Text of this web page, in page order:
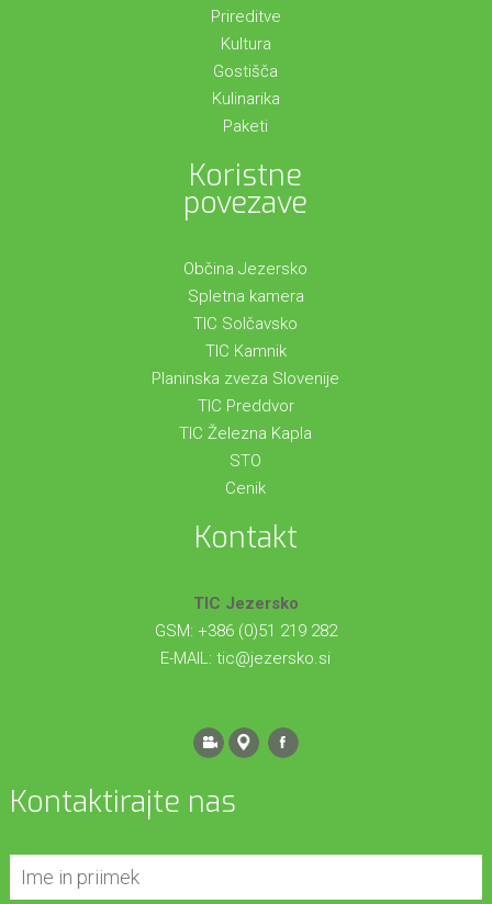
Prireditve
Kultura
Gostišča
Kulinarika
Paketi
Koristne
povezave
Občina Jezersko
Spletna kamera
TIC Solčavsko
TIC Kamnik
Planinska zveza Slovenije
TIC Preddvor
TIC Železna Kapla
STO
Cenik
Kontakt
TIC Jezersko
GSM: +386 (0)51 219 282
E-MAIL:tic@jezersko.si
Kontaktirajte nas